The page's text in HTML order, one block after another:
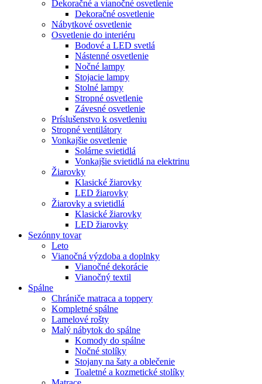
Dekoračné a vianočné osvetlenie
Dekoračné osvetlenie
Nábytkové osvetlenie
Osvetlenie do interiéru
Bodové a LED svetlá
Nástenné osvetlenie
Nočné lampy
Stojacie lampy
Stolné lampy
Stropné osvetlenie
Závesné osvetlenie
Príslušenstvo k osvetleniu
Stropné ventilátory
Vonkajšie osvetlenie
Solárne svietidlá
Vonkajšie svietidlá na elektrinu
Žiarovky
Klasické žiarovky
LED žiarovky
Žiarovky a svietidlá
Klasické žiarovky
LED žiarovky
Sezónny tovar
Leto
Vianočná výzdoba a doplnky
Vianočné dekorácie
Vianočný textil
Spálne
Chrániče matraca a toppery
Kompletné spálne
Lamelové rošty
Malý nábytok do spálne
Komody do spálne
Nočné stolíky
Stojany na šaty a oblečenie
Toaletné a kozmetické stolíky